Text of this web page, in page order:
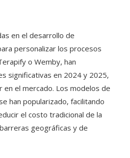
en el desarrollo de
personalizar los procesos
o Wemby, han
significativas en 2024 y 2025,
en el mercado. Los modelos de
han popularizado, facilitando
el costo tradicional de la
geográficas y de